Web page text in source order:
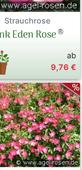
Strauchrose
Eden Rose®
ab
9,76 €